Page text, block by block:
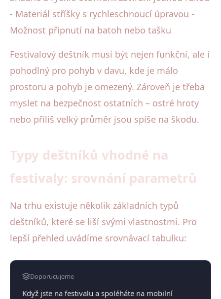
- Materiál stříšky s rychleschnoucí úpravou -
Možnost připnutí na batoh nebo tašku
Festivalový deštník musí být nejen funkční, ale i
pohodlný pro pohyb v davu, kde je málo
prostoru a pohyb je omezený. Zároveň je třeba
myslet na bezpečnost ostatních – ostré hroty
nebo příliš velký průměr jsou spíše na škodu.
Typy deštníků vhodné na
festivaly: srovnání parametrů
Na trhu existuje několik základních typů
deštníků, které se liší svými vlastnostmi. Pro
lepší přehled uvádíme srovnávací tabulku:
Doporucujeme
Když jste na festivalu a spoléháte na mobilní